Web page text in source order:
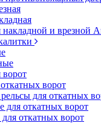
накладной и врезной
ворот
ворот
для откатных
откатных ворот
откатных ворот